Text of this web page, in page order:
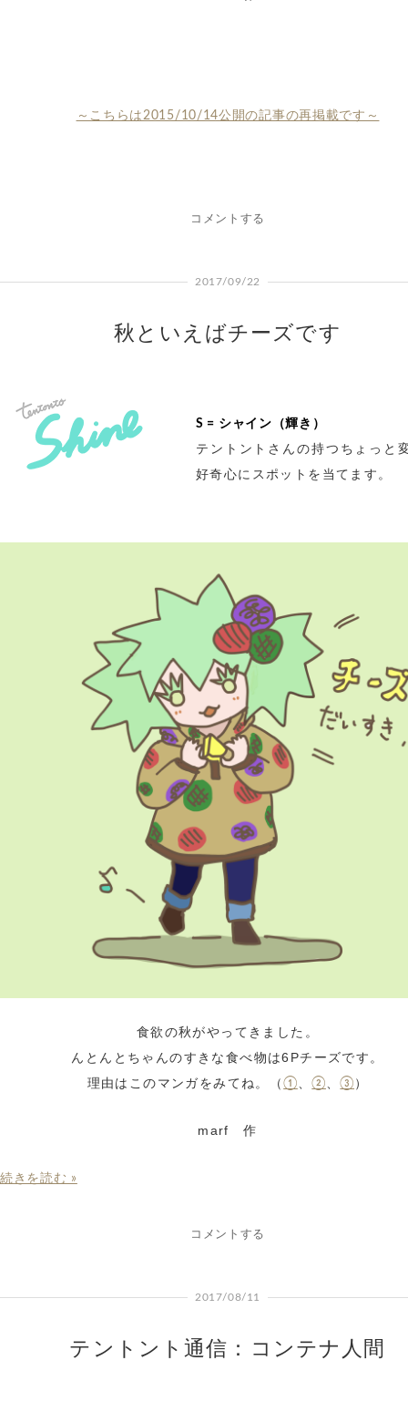
～こちらは2015/10/14公開の記事の再掲載です～
コメントする
2017/09/22
秋といえばチーズです
S = シャイン（輝き）
テントントさんの持つちょっと
好奇心にスポットを当てます。
食欲の秋がやってきました。
んとんとちゃんのすきな食べ物は6Pチーズです。
理由はこのマンガをみてね。（①、②、③ ）
marf 作
続きを読む »
コメントする
2017/08/11
テントント通信：コンテナ人間